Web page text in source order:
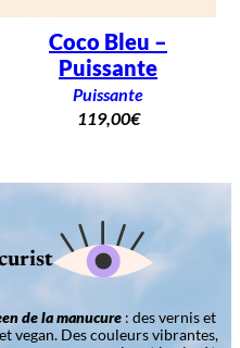
Coco Bleu –
Puissante
Puissante
119,00€
de la manucure: des vernis et
vegan. Des couleurs vibrantes,